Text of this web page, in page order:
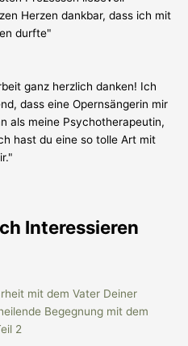
Herzen dankbar, dass ich mit
durfte"
ganz herzlich danken! Ich
dass eine Opernsängerin mir
als meine Psychotherapeutin,
hast du eine so tolle Art mit
Interessieren